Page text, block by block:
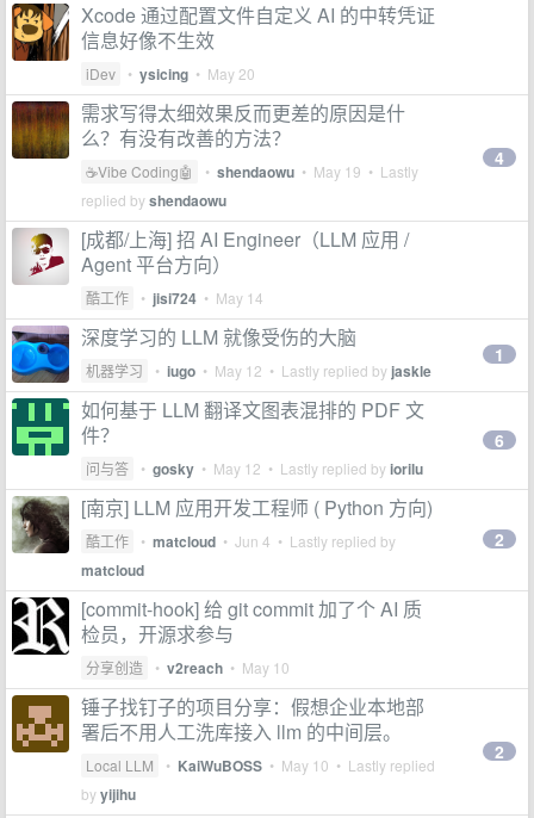
Xcode 通过配置文件自定义 AI 的中转凭证
信息好像不生效
iDev • ysicing • May 20
需求写得太细效果反而更差的原因是什
么？有没有改善的方法？
☕Vibe Coding🤖 • shendaowu • May 19 • Lastly
replied byshendaowu
4
[成都/上海] 招 AI Engineer（LLM 应用 /
Agent 平台方向）
酷工作 • jisi724 • May 14
深度学习的 LLM 就像受伤的大脑
机器学习 • iugo • May 12 • Lastly replied by jaskle
1
如何基于 LLM 翻译文图表混排的 PDF 文
件？
问与答 • gosky • May 12 • Lastly replied byiorilu
6
[南京] LLM 应用开发工程师 ( Python 方向)
酷工作 • matcloud • Jun 4 • Lastly replied by
matcloud
2
[commit-hook] 给 git commit 加了个 AI 质
检员，开源求参与
分享创造 • v2reach • May 10
锤子找钉子的项目分享：假想企业本地部
署后不用人工洗库接入 llm 的中间层。
Local LLM • KaiWuBOSS • May 10 • Lastly replied
byyijihu
2